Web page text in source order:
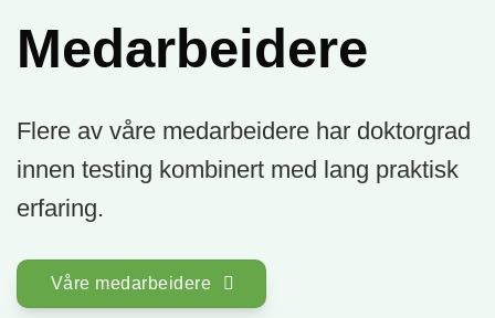
Medarbeidere
Flere av våre medarbeidere har doktorgrad
innen testing kombinert med lang praktisk
erfaring.
Våre medarbeidere